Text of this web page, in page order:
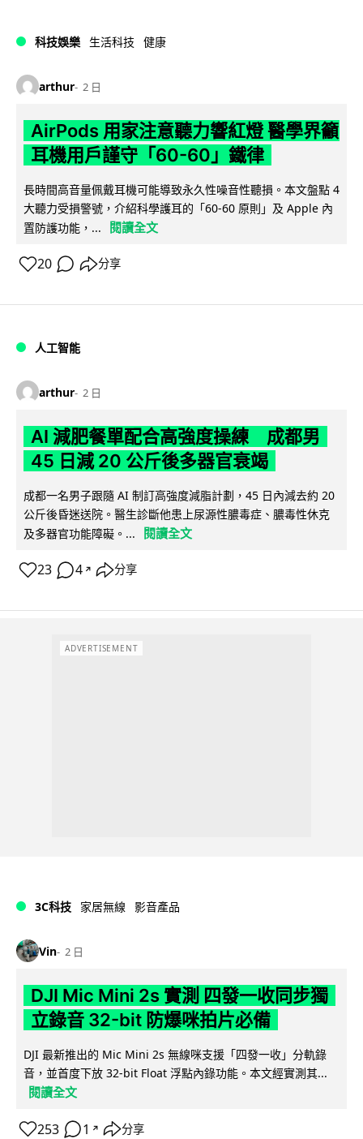
科技娛樂 生活科技 健康
arthur 2 日
AirPods 用家注意聽力響紅燈 醫學界籲
耳機用戶謹守「60-60」鐵律
長時間高音量佩戴耳機可能導致永久性噪音性聽損。本文盤點 4
大聽力受損警號，介紹科學護耳的「60-60 原則」及 Apple 內
置防護功能，...
閱讀全文
20 分享
人工智能
arthur 2 日
AI 減肥餐單配合高強度操練 成都男
45 日減 20 公斤後多器官衰竭
成都一名男子跟隨 AI 制訂高強度減脂計劃，45 日內減去約 20
公斤後昏迷送院。醫生診斷他患上尿源性膿毒症、膿毒性休克
及多器官功能障礙。...
閱讀全文
23 4 ↗ 分享
ADVERTISEMENT
3C科技 家居無線 影音產品
Vin 2 日
DJI Mic Mini 2s 實測 四發一收同步獨
立錄音 32-bit 防爆咪拍片必備
DJI 最新推出的 Mic Mini 2s 無線咪支援「四發一收」分軌錄
音，並首度下放 32-bit Float 浮點內錄功能。本文經實測其...
閱讀全文
253 1 ↗ 分享